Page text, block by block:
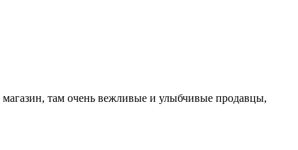
магазин, там очень вежливые и улыбчивые продавцы,